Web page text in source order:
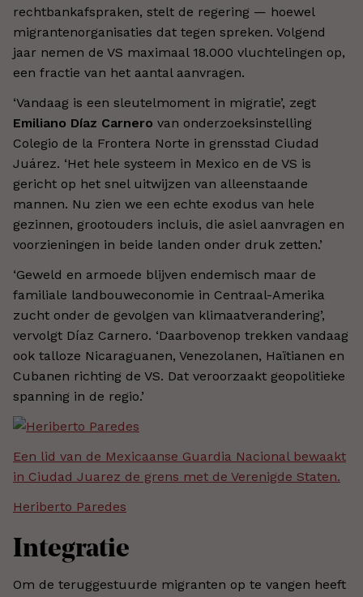
rechtbankafspraken, stelt de regering — hoewel
migrantenorganisaties dat tegen spreken. Volgend
jaar nemen de VS maximaal 18.000 vluchtelingen op,
een fractie van het aantal aanvragen.
‘Vandaag is een sleutelmoment in migratie’, zegt
Emiliano Díaz Carnero van onderzoeksinstelling
Colegio de la Frontera Norte in grensstad Ciudad
Juárez. ‘Het hele systeem in Mexico en de VS is
gericht op het snel uitwijzen van alleenstaande
mannen. Nu zien we een echte exodus van hele
gezinnen, grootouders incluis, die asiel aanvragen en
voorzieningen in beide landen onder druk zetten.’
‘Geweld en armoede blijven endemisch maar de
familiale landbouweconomie in Centraal-Amerika
zucht onder de gevolgen van klimaatverandering’,
vervolgt Díaz Carnero. ‘Daarbovenop trekken vandaag
ook talloze Nicaraguanen, Venezolanen, Haïtianen en
Cubanen richting de VS. Dat veroorzaakt geopolitieke
spanning in de regio.’
Een lid van de Mexicaanse Guardia Nacional bewaakt
in Ciudad Juarez de grens met de Verenigde Staten.
Heriberto Paredes
Integratie
Om de teruggestuurde migranten op te vangen heeft